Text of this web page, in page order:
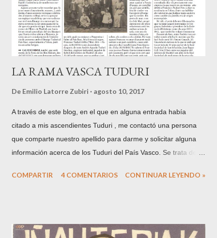
por otra parte es una ventaja a la hora de admirar sus
inabarcables vistas, están surcadas por numerosos caminos
que confluyen posteriormente. Al Norte, ...
LA RAMA VASCA TUDURI
De Emilio Latorre Zubiri agosto 10, 2017
A través de este blog, en el que en alguna entrada había
citado a mis ascendientes Tuduri , me contactó una persona
que comparte nuestro apellido para darme y solicitar alguna
información acerca de los Tuduri del País Vasco. Se trata de
Menorca, procedencia del apellido y que publica artículos
MISCELÁNEA GENEALÓGICA. Francesc Tudurí Orfila. Origen
COMPARTIR 4 COMENTARIOS CONTINUAR LEYENDO »